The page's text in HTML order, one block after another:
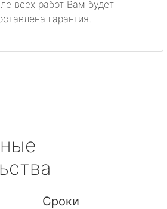
всех работ Вам будет
гарантия.
Сроки